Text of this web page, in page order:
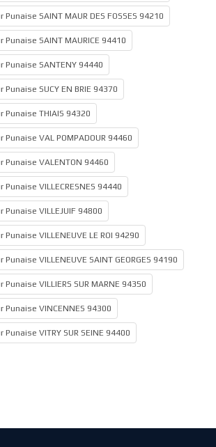
SAINT MAUR DES FOSSES 94210
SAINT MAURICE 94410
Punaise SANTENY 94440
SUCY EN BRIE 94370
Punaise THIAIS 94320
VAL POMPADOUR 94460
Punaise VALENTON 94460
VILLECRESNES 94440
VILLEJUIF 94800
VILLENEUVE LE ROI 94290
VILLENEUVE SAINT GEORGES 94190
VILLIERS SUR MARNE 94350
Punaise VINCENNES 94300
VITRY SUR SEINE 94400